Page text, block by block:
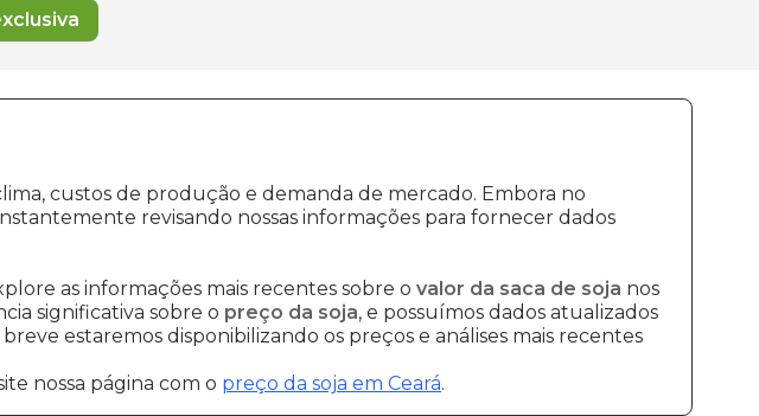
custos de produção e demanda de mercado. Embora no
revisando nossas informações para fornecer dados
as informações mais recentes sobre o valor da saca de soja nos
significativa sobre o preço da soja, e possuímos dados atualizados
estaremos disponibilizando os preços e análises mais recentes
nossa página com o preço da soja em Ceará.